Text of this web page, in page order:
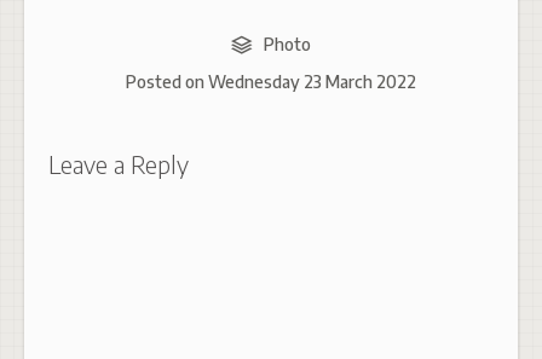
Photo
Posted on Wednesday 23 March 2022
Leave a Reply